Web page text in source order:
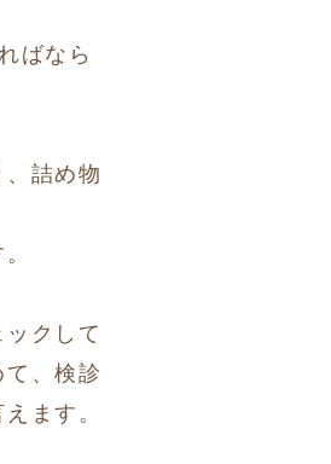
ばなら
詰め物
クして
て、検診
ます。